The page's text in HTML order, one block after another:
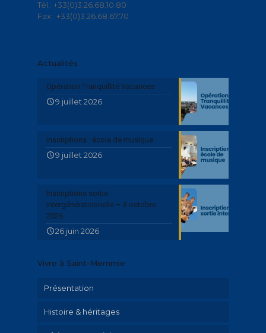
Tél.: +33(0)3.26.68.10.80
Fax : +33(0)3.26.68.67.70
Actualités
Opération Tranquillité Vacances
9 juillet 2026
Inscriptions : école de musique
9 juillet 2026
Inscriptions sortie
intergénérationnelle – 3 octobre
2026
26 juin 2026
Vivre à Saint-Memmie
Présentation
Histoire & héritages